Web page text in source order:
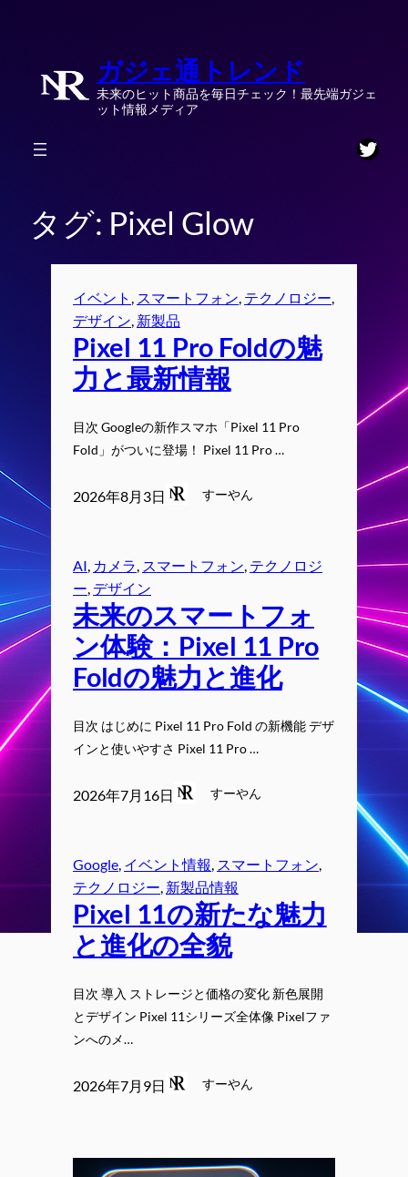
ガジェ通トレンド
未来のヒット商品を毎日チェック！最先端ガジェ
ット情報メディア
タグ: Pixel Glow
イベント スマートフォン テクノロジー
デザイン 新製品
Pixel 11 Pro Foldの魅
力と最新情報
目次 Googleの新作スマホ「Pixel 11 Pro
Fold」がついに登場！ Pixel 11 Pro …
2026年8月3日 すーやん
AI カメラ スマートフォン テクノロジ
ー デザイン
未来のスマートフォ
ン体験：Pixel 11 Pro
Foldの魅力と進化
目次 はじめに Pixel 11 Pro Fold の新機能 デザ
インと使いやすさ Pixel 11 Pro …
2026年7月16日 すーやん
Google イベント情報 スマートフォン
テクノロジー 新製品情報
Pixel 11の新たな魅力
と進化の全貌
目次 導入 ストレージと価格の変化 新色展開
とデザイン Pixel 11シリーズ全体像 Pixelファ
ンへのメ…
2026年7月9日 すーやん